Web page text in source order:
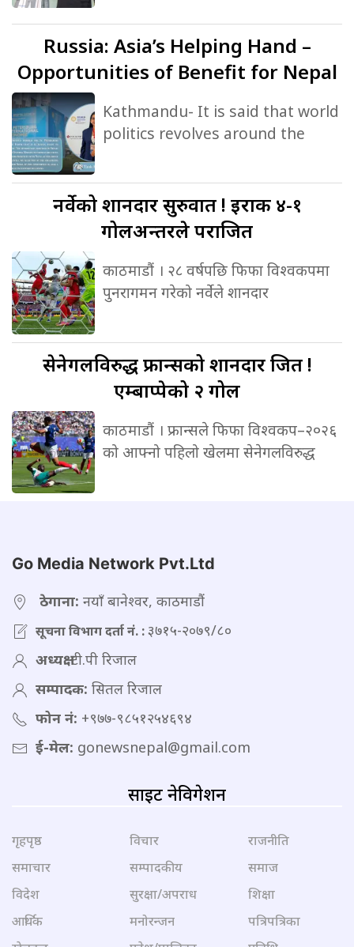
Russia: Asia’s Helping Hand –
Opportunities of Benefit for Nepal
Kathmandu- It is said that world
politics revolves around the
नर्वेकोशानदार सुरुवात ! इराक ४-१
गोलअन्तरले पराजित
काठमाडौं । २८ वर्षपछि फिफा विश्वकपमा
पुनरागमन गरेको नर्वेले शानदार
सेनेगलविरुद्धफ्रान्सको शानदार जित !
एम्बाप्पेको २ गोल
काठमाडौं । फ्रान्सले फिफा विश्वकप–२०२६
को आफ्नो पहिलो खेलमा सेनेगलविरुद्ध
Go Media Network Pvt.Ltd
ठेगाना: नयाँ बानेश्वर, काठमाडौं
सूचना विभाग दर्ता नं. :३७१५-२०७९/८०
अध्यक्ष:टी.पी रिजाल
सम्पादक: सितल रिजाल
फोन नं: +९७७-९८५१२५४६९४
ई-मेल: gonewsnepal@gmail.com
साइट नेविगेशन
गृहपृष्ठ
समाचार
विदेश
आर्थिक
विचार
सम्पादकीय
सुरक्षा/अपराध
मनोरन्जन
राजनीति
समाज
शिक्षा
पत्रिपत्रिका